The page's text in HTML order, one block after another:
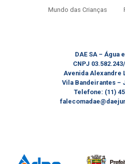
Mundo das Crianças
DAE SA – Água
CNPJ
Avenida Alexandre
Vila Bandeirantes –
Telefone: (11)